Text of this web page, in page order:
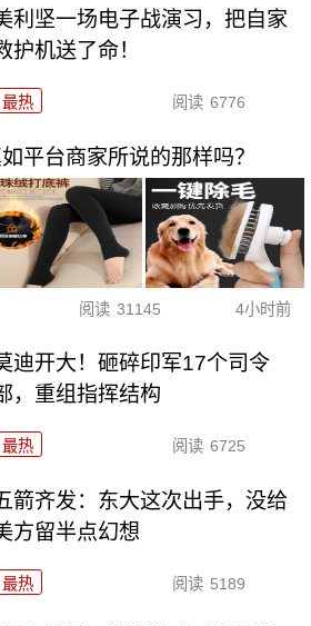
利坚一场电子战演习，把自家
护机送了命！
最热 阅读 6776
平台商家所说的那样吗？
阅读 31145 4小时前
迪开大！砸碎印军17个司令
，重组指挥结构
最热 阅读 6725
箭齐发：东大这次出手，没给
方留半点幻想
最热 阅读 5189